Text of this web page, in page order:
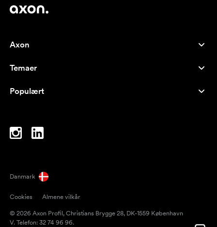
Axon
Om os
Careers
Temaer
Populære produkter
Inspiration
Populært
Notesbøger
Paraplyer
Danmark
Cookies
Almene vilkår
© 2026 Axon Profil, Christians Brygge 28, DK-1559 København
V. Telefon: 32 74 96 96.